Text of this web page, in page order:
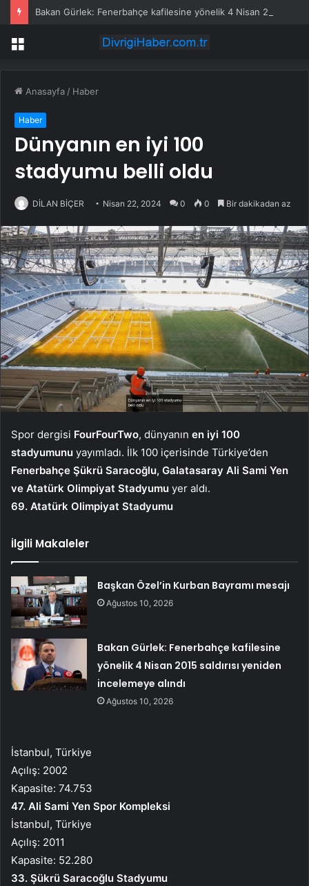
Menü
Anasayfa / Haber
Haber
Dünyanın en iyi 100
stadyumu belli oldu
DİLAN BİÇER Nisan 22, 2024 0 0 Bir dakikadan az
Spor dergisi FourFourTwo, dünyanın en iyi 100
stadyumunu yayımladı. İlk 100 içerisinde Türkiye’den
Fenerbahçe Şükrü Saracoğlu, Galatasaray Ali Sami Yen
ve Atatürk Olimpiyat Stadyumu yer aldı.
69. Atatürk Olimpiyat Stadyumu
İlgili Makaleler
Başkan Özel’in Kurban Bayramı mesajı
Ağustos 10, 2026
Bakan Gürlek: Fenerbahçe kafilesine
yönelik 4 Nisan 2015 saldırısı yeniden
incelemeye alındı
Ağustos 10, 2026
İstanbul, Türkiye
Açılış: 2002
Kapasite: 74.753
47. Ali Sami Yen Spor Kompleksi
İstanbul, Türkiye
Açılış: 2011
Kapasite: 52.280
33. Şükrü Saracoğlu Stadyumu